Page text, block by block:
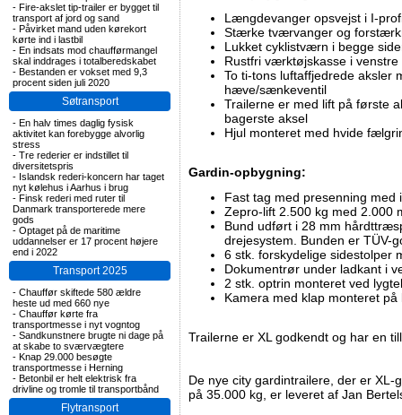
- Fire-akslet tip-trailer er bygget til
transport af jord og sand
- Påvirket mand uden kørekort
kørte ind i lastbil
- En indsats mod chaufførmangel
skal inddrages i totalberedskabet
- Bestanden er vokset med 9,3
procent siden juli 2020
Søtransport
- En halv times daglig fysisk
aktivitet kan forebygge alvorlig
stress
- Tre rederier er indstillet til
diversitetspris
- Islandsk rederi-koncern har taget
nyt kølehus i Aarhus i brug
- Finsk rederi med ruter til
Danmark transporterede mere
gods
- Optaget på de maritime
uddannelser er 17 procent højere
end i 2022
Transport 2025
- Chauffør skiftede 580 ældre
heste ud med 660 nye
- Chauffør kørte fra
transportmesse i nyt vogntog
- Sandkunstnere brugte ni dage på
at skabe to sværvægtere
- Knap 29.000 besøgte
transportmesse i Herning
- Betonbil er helt elektrisk fra
drivline og tromle til transportbånd
Flytransport
Længdevanger opsvejst i I-
Stærke tværvanger og
Lukket cyklistværn i begge
Rustfri værktøjskasse i venstre
To ti-tons luftaffjedrede aksler
hæve/sænkeventil
Trailerne er med lift på første
bagerste aksel
Hjul monteret med hvide
Gardin-opbygning:
Fast tag med presenning med
Zepro-lift 2.500 kg med 2.000
Bund udført i 28 mm
drejesystem. Bunden er TÜV-
6 stk. forskydelige
Dokumentrør under ladkant i
2 stk. optrin monteret ved
Kamera med klap monteret på
Trailerne er XL godkendt og har en
De nye city gardintrailere, der er
på 35.000 kg, er leveret af Jan